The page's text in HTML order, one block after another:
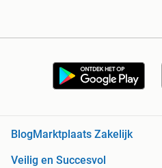
BlogMarktplaats Zakelijk
Veilig en Succesvol